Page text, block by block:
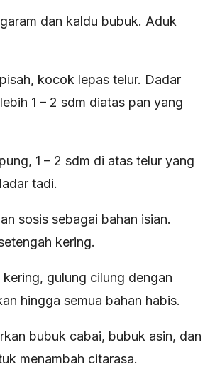
dan kaldu bubuk. Aduk
kocok lepas telur. Dadar
1 – 2 sdm diatas pan yang
1 – 2 sdm di atas telur yang
tadi.
sosis sebagai bahan isian.
kering.
gulung cilung dengan
hingga semua bahan habis.
bubuk cabai, bubuk asin, dan
menambah citarasa.